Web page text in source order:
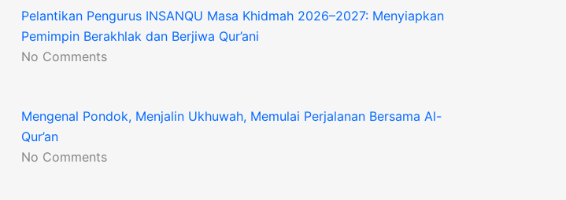
Pelantikan Pengurus INSANQU Masa Khidmah 2026–2027: Menyiapkan
Pemimpin Berakhlak dan Berjiwa Qur’ani
No Comments
Mengenal Pondok, Menjalin Ukhuwah, Memulai Perjalanan Bersama Al-
Qur’an
No Comments